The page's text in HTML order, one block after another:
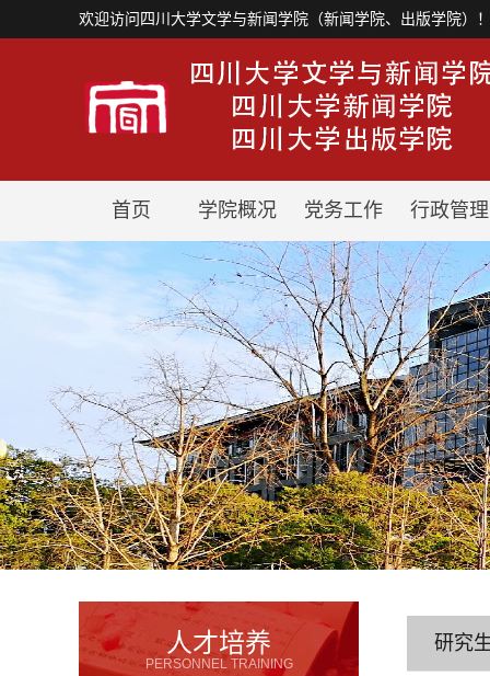
欢迎访问四川大学文学与新闻学院（新闻学院、出版学院）
首页 学院概况 党务工作 行政管理
人才培养
PERSONNEL TRAINING
研究